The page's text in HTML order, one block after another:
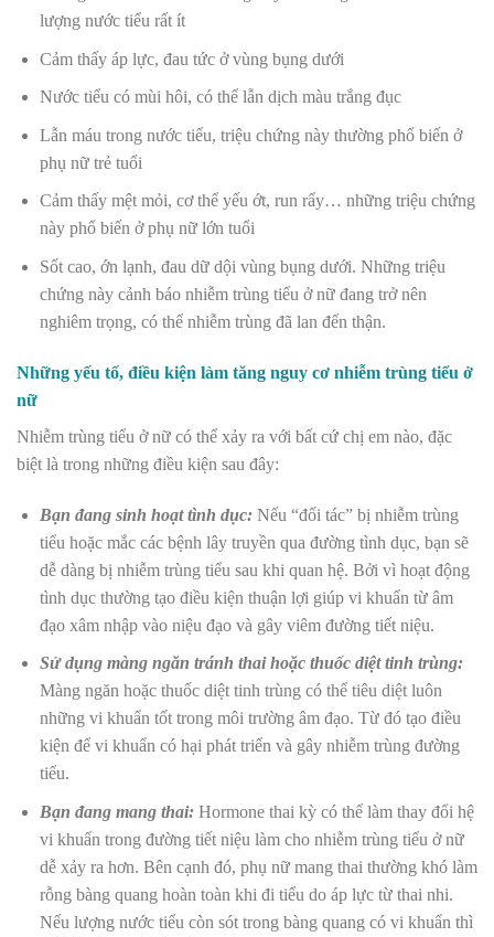
lượng nước tiểu rất ít
Cảm thấy áp lực, đau tức ở vùng bụng dưới
Nước tiểu có mùi hôi, có thể lẫn dịch màu trắng đục
Lẫn máu trong nước tiểu, triệu chứng này thường phổ biến ở
phụ nữ trẻ tuổi
Cảm thấy mệt mỏi, cơ thể yếu ớt, run rẩy… những triệu chứng
này phổ biến ở phụ nữ lớn tuổi
Sốt cao, ớn lạnh, đau dữ dội vùng bụng dưới. Những triệu
chứng này cảnh báo nhiễm trùng tiểu ở nữ đang trở nên
nghiêm trọng, có thể nhiễm trùng đã lan đến thận.
Những yếu tố, điều kiện làm tăng nguy cơ nhiễm trùng tiểu ở
nữ
Nhiễm trùng tiểu ở nữ có thể xảy ra với bất cứ chị em nào, đặc
biệt là trong những điều kiện sau đây:
Bạn đang sinh hoạt tình dục:Nếu “đối tác” bị nhiễm trùng
tiểu hoặc mắc các bệnh lây truyền qua đường tình dục, bạn sẽ
dễ dàng bị nhiễm trùng tiểu sau khi quan hệ. Bởi vì hoạt động
tình dục thường tạo điều kiện thuận lợi giúp vi khuẩn từ âm
đạo xâm nhập vào niệu đạo và gây viêm đường tiết niệu.
Sử dụng màng ngăn tránh thai hoặc thuốc diệt tinh trùng:
Màng ngăn hoặc thuốc diệt tinh trùng có thể tiêu diệt luôn
những vi khuẩn tốt trong môi trường âm đạo. Từ đó tạo điều
kiện để vi khuẩn có hại phát triển và gây nhiễm trùng đường
tiểu.
Bạn đang mang thai: Hormone thai kỳ có thể làm thay đổi hệ
vi khuẩn trong đường tiết niệu làm cho nhiễm trùng tiểu ở nữ
dễ xảy ra hơn. Bên cạnh đó, phụ nữ mang thai thường khó làm
rỗng bàng quang hoàn toàn khi đi tiểu do áp lực từ thai nhi.
Nếu lượng nước tiểu còn sót trong bàng quang có vi khuẩn thì